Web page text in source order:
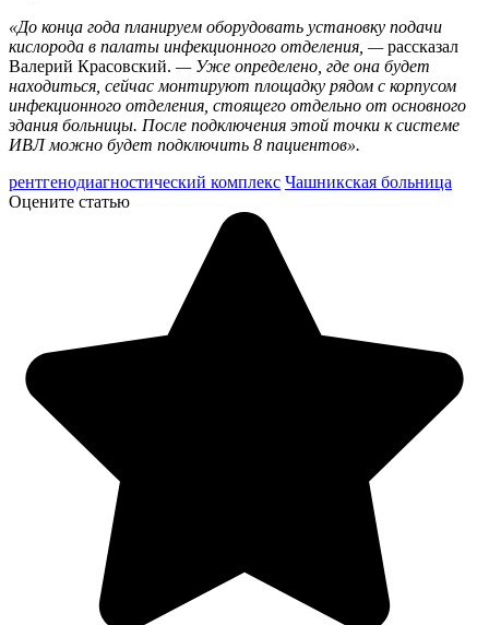
«До конца года планируем оборудовать установку подачи
кислорода в палаты инфекционного отделения, —рассказал
Валерий Красовский. — Уже определено, где она будет
находиться, сейчас монтируют площадку рядом с корпусом
инфекционного отделения, стоящего отдельно от основного
здания больницы. После подключения этой точки к системе
ИВЛ можно будет подключить 8 пациентов».
рентгенодиагностический комплекс Чашникская больница
Оцените статью